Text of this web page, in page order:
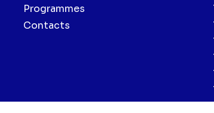
Programmes
Contacts